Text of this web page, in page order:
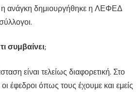
η ανάγκη δημιουργήθηκε η ΛΕΦΕΔ
συμβαίνει;
είναι τελείως διαφορετική. Στο
έφεδροι όπως τους έχουμε και εμείς